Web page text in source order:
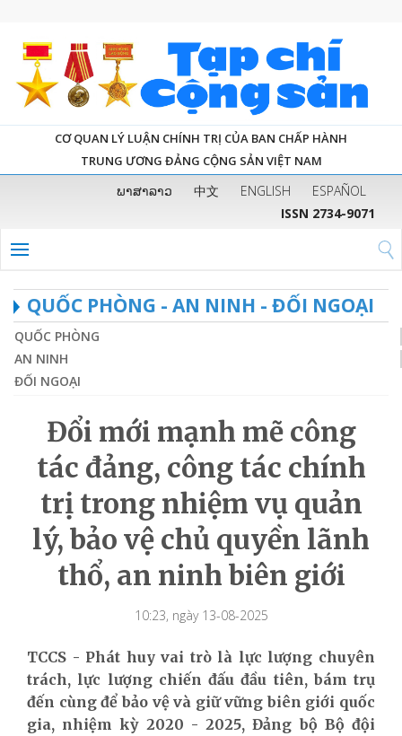
CƠ QUAN LÝ LUẬN CHÍNH TRỊ CỦA BAN CHẤP HÀNH
TRUNG ƯƠNG ĐẢNG CỘNG SẢN VIỆT NAM
ພາສາລາວ 中文 ENGLISH
ESPAÑOL
ISSN 2734-9071
QUỐC PHÒNG - AN NINH - ĐỐI NGOẠI
QUỐC PHÒNG
AN NINH
ĐỐI NGOẠI
Đổi mới mạnh mẽ công
tác đảng, công tác chính
trị trong nhiệm vụ quản
lý, bảo vệ chủ quyền lãnh
thổ, an ninh biên giới
10:23, ngày 13-08-2025
TCCS - Phát huy vai trò là lực lượng chuyên
trách, lực lượng chiến đấu đầu tiên, bám trụ
đến cùng để bảo vệ và giữ vững biên giới quốc
gia, nhiệm kỳ 2020 - 2025, Đảng bộ Bộ đội